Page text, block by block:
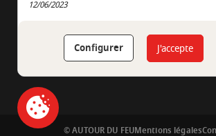
© AUTOUR DU FEUMentions légales
12/06/2023
Configurer J'accepte